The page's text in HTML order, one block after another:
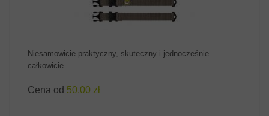
Niesamowicie praktyczny, skuteczny i jednocześnie
całkowicie...
Cena od 50.00 zł